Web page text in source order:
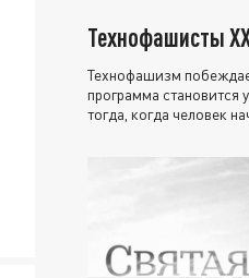
Технофашисты
Технофашизм
программа становится
тогда, когда человек